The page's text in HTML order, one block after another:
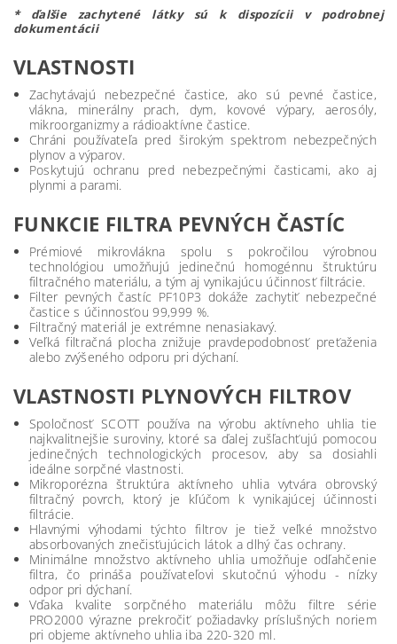
* ďalšie zachytené látky sú k dispozícii v podrobnej
dokumentácii
VLASTNOSTI
Zachytávajú nebezpečné častice, ako sú pevné častice,
vlákna, minerálny prach, dym, kovové výpary, aerosóly,
mikroorganizmy a rádioaktívne častice.
Chráni používateľa pred širokým spektrom nebezpečných
plynov a výparov.
Poskytujú ochranu pred nebezpečnými časticami, ako aj
plynmi a parami.
FUNKCIE FILTRA PEVNÝCH ČASTÍC
Prémiové mikrovlákna spolu s pokročilou výrobnou
technológiou umožňujú jedinečnú homogénnu štruktúru
filtračného materiálu, a tým aj vynikajúcu účinnosť filtrácie.
Filter pevných častíc PF10P3 dokáže zachytiť nebezpečné
častice s účinnosťou 99,999 %.
Filtračný materiál je extrémne nenasiakavý.
Veľká filtračná plocha znižuje pravdepodobnosť preťaženia
alebo zvýšeného odporu pri dýchaní.
VLASTNOSTI PLYNOVÝCH FILTROV
Spoločnosť SCOTT používa na výrobu aktívneho uhlia tie
najkvalitnejšie suroviny, ktoré sa ďalej zušľachťujú pomocou
jedinečných technologických procesov, aby sa dosiahli
ideálne sorpčné vlastnosti.
Mikroporézna štruktúra aktívneho uhlia vytvára obrovský
filtračný povrch, ktorý je kľúčom k vynikajúcej účinnosti
filtrácie.
Hlavnými výhodami týchto filtrov je tiež veľké množstvo
absorbovaných znečisťujúcich látok a dlhý čas ochrany.
Minimálne množstvo aktívneho uhlia umožňuje odľahčenie
filtra, čo prináša používateľovi skutočnú výhodu - nízky
odpor pri dýchaní.
Vďaka kvalite sorpčného materiálu môžu filtre série
PRO2000 výrazne prekročiť požiadavky príslušných noriem
pri objeme aktívneho uhlia iba 220-320 ml.